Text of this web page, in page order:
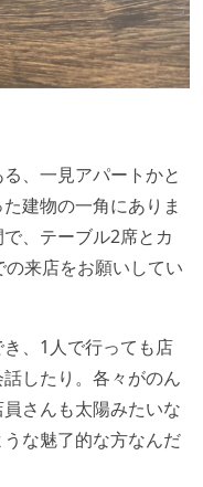
、一見アパートかと
建物の一角にありま
、テーブル2席とカ
来店をお願いしてい
、1人で行っても店
したり。各々がのん
さんも太陽みたいな
な魅了的な方なんだ